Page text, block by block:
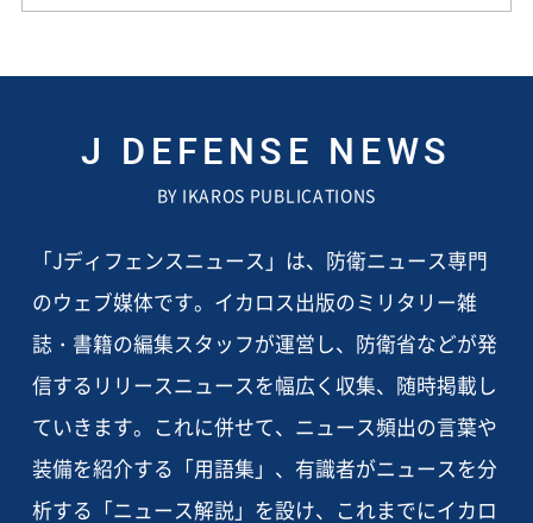
J DEFENSE NEWS
BY IKAROS PUBLICATIONS
「Jディフェンスニュース」は、防衛ニュース専門
のウェブ媒体です。イカロス出版のミリタリー雑
誌・書籍の編集スタッフが運営し、防衛省などが発
信するリリースニュースを幅広く収集、随時掲載し
ていきます。これに併せて、ニュース頻出の言葉や
装備を紹介する「用語集」、有識者がニュースを分
析する「ニュース解説」を設け、これまでにイカロ